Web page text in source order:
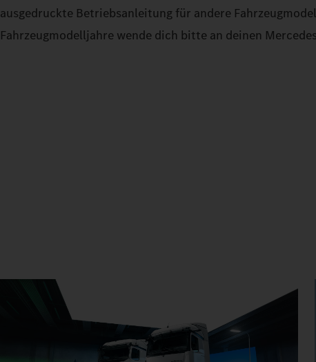
ausgedruckte Betriebsanleitung für andere
Fahrzeugmodelljahre wende dich bitte an deinen